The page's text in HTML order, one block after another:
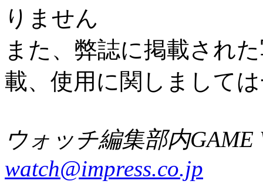
りません
また、弊誌に掲載され
載、使用に関しまして
ウォッチ編集部内GAME
watch@impress.co.jp